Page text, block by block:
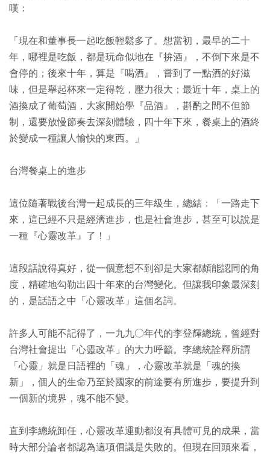
嘆：
「現在和董事長一起吃飯輕鬆多了。想當初，最早的二十
年，哪裡是吃飯，都是玩命似地在『拚酒』，不倒下來是不
會停的；後來十年，算是『喝酒』，嘗到了一點酒的好滋
味，但是舉起杯來一定得乾，壓力很大；最近十年，桌上的
酒換成了葡萄酒，大家開始學『品酒』，斟酌之間不但節
制，還要放慢節奏去深刻體驗，四十年下來，餐桌上的酒終
於變成一種讓人愉快的東西。」
台灣餐桌上的進步
這位隨著戰後台灣一起成長的三年級生，總結：「一路走下
來，這已經不只是經濟進步，也是社會進步，甚至可以說是
一種『心靈改革』了！」
這段話說得真好，從一個意想不到卻是大家都頗能認同的角
度，精確地勾勒出四十年來的台灣變化。但讓我印象最深刻
的，是話語之中「心靈改革」這個名詞。
許多人可能不記得了，一九九○年代的李登輝總統，曾經對
台灣社會提出「心靈改革」的大力呼籲。李總統詮釋所謂
「心靈」就是日語裡的「魂」，心靈改革就是「魂的換
新」，個人的生命乃至於國家的前途要有所進步，要提升到
一個新的境界，魂不能不變。
直到李總統卸任，心靈改革運動都沒有具體可見的成果，當
時大部分論者都認為這項倡議是失敗的。但現在回頭來看，